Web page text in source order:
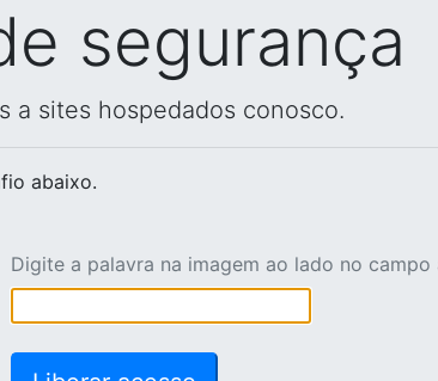
segurança
a sites hospedados conosco.
abaixo.
Digite a palavra na imagem ao lado no campo